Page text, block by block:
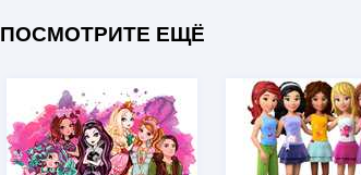
ПОСМОТРИТЕ ЕЩЁ